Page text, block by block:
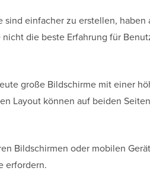
sind einfacher zu erstellen, haben
die beste Erfahrung für
große Bildschirme mit einer
Layout können auf beiden
Bildschirmen oder mobilen
erfordern.